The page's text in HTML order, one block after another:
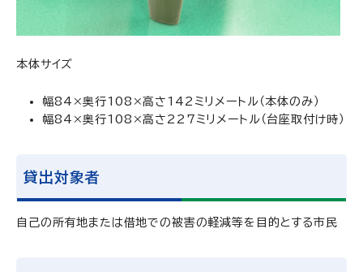
本体サイズ
幅84×奥行108×高さ142ミリメートル（本体のみ）
幅84×奥行108×高さ227ミリメートル（台座取付け時）
貸出対象者
自己の所有地または借地での被害の軽減等を目的とする市民